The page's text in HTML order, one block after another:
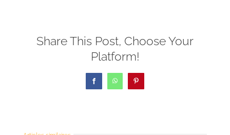
Share This Post, Choose Your
Platform!
FacebookWhatsApp